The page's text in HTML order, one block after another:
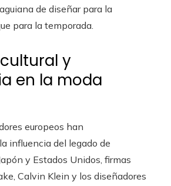
de diseñar para la
para la temporada.
y
en la moda
europeos han
influencia del legado de
y Estados Unidos, firmas
Calvin Klein y los diseñadores